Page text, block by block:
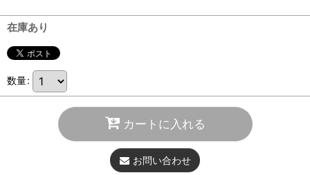
在庫あり
数量:
カートに入れる
お問い合わせ